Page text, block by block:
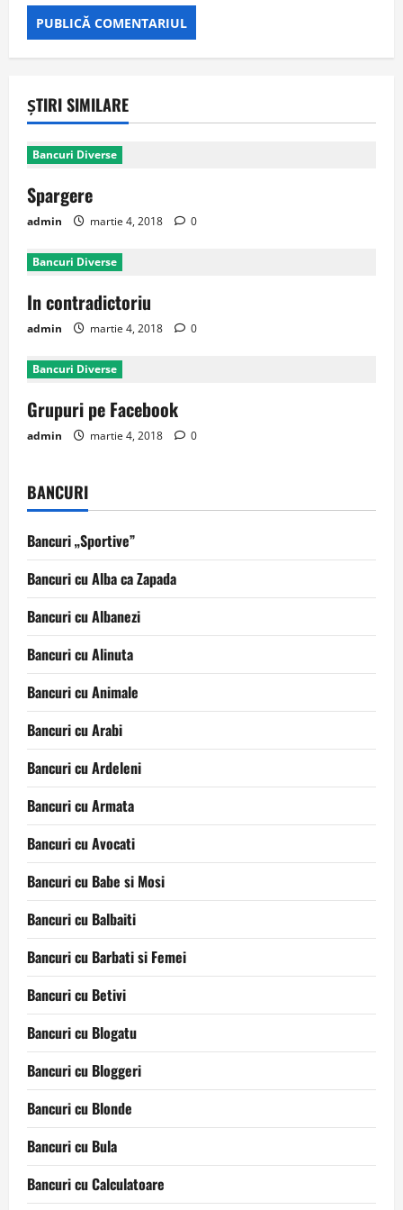
ȘTIRI SIMILARE
Bancuri Diverse
Spargere
admin martie 4, 2018 0
Bancuri Diverse
In contradictoriu
admin martie 4, 2018 0
Bancuri Diverse
Grupuri pe Facebook
admin martie 4, 2018 0
BANCURI
Bancuri „Sportive”
Bancuri cu Alba ca Zapada
Bancuri cu Albanezi
Bancuri cu Alinuta
Bancuri cu Animale
Bancuri cu Arabi
Bancuri cu Ardeleni
Bancuri cu Armata
Bancuri cu Avocati
Bancuri cu Babe si Mosi
Bancuri cu Balbaiti
Bancuri cu Barbati si Femei
Bancuri cu Betivi
Bancuri cu Blogatu
Bancuri cu Bloggeri
Bancuri cu Blonde
Bancuri cu Bula
Bancuri cu Calculatoare